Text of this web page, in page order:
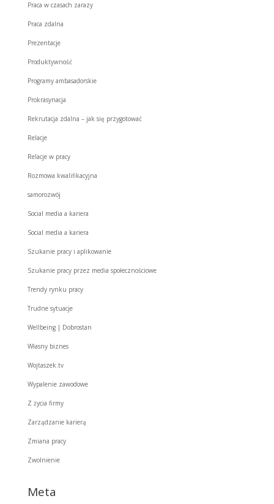
Praca w czasach zarazy
Praca zdalna
Prezentacje
Produktywność
Programy ambasadorskie
Prokrasynacja
Rekrutacja zdalna – jak się przygotować
Relacje
Relacje w pracy
Rozmowa kwalifikacyjna
samorozwój
Social media a kariera
Social media a kariera
Szukanie pracy i aplikowanie
Szukanie pracy przez media społecznościowe
Trendy rynku pracy
Trudne sytuacje
Wellbeing | Dobrostan
Własny biznes
Wojtaszek.tv
Wypalenie zawodowe
Z życia firmy
Zarządzanie karierą
Zmiana pracy
Zwolnienie
Meta